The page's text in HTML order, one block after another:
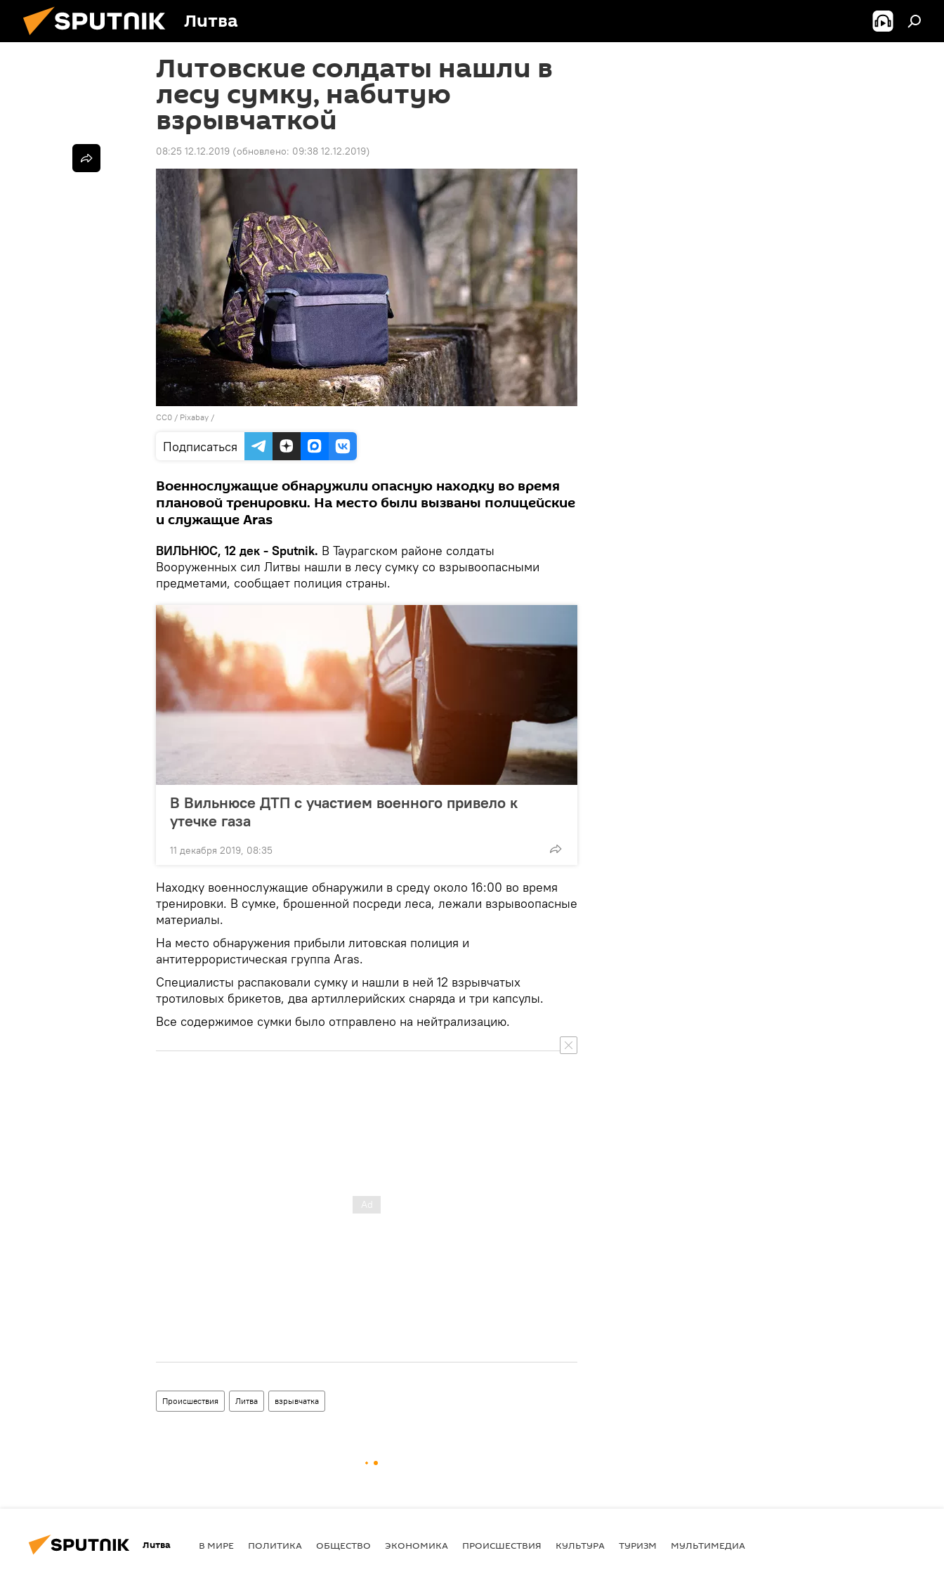
Литва
Литовские солдаты нашли в
лесу сумку, набитую
взрывчаткой
08:25 12.12.2019 (обновлено: 09:38 12.12.2019)
CC0 / Рixabay /
Подписаться
Военнослужащие обнаружили опасную находку во время
плановой тренировки. На место были вызваны полицейские
и служащие Aras
ВИЛЬНЮС, 12 дек - Sputnik. В Таурагском районе солдаты
Вооруженных сил Литвы нашли в лесу сумку со взрывоопасными
предметами, сообщает полиция страны.
В Вильнюсе ДТП с участием военного привело к
утечке газа
11 декабря 2019, 08:35
Находку военнослужащие обнаружили в среду около 16:00 во время
тренировки. В сумке, брошенной посреди леса, лежали взрывоопасные
материалы.
На место обнаружения прибыли литовская полиция и
антитеррористическая группа Aras.
Специалисты распаковали сумку и нашли в ней 12 взрывчатых
тротиловых брикетов, два артиллерийских снаряда и три капсулы.
Все содержимое сумки было отправлено на нейтрализацию.
Происшествия Литва взрывчатка
Литва В МИРЕ ПОЛИТИКА ОБЩЕСТВО ЭКОНОМИКА ПРОИСШЕСТВИЯ КУЛЬТУРА ТУРИЗМ МУЛЬТИМЕДИА